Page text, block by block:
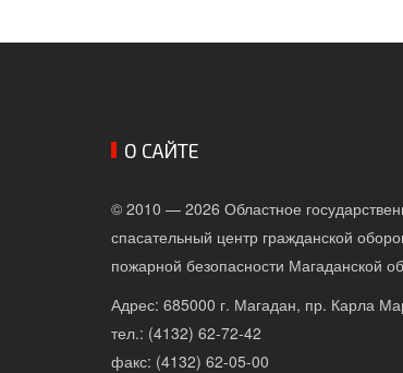
О САЙТЕ
© 2010 — 2026 Областное
спасательный центр гражданской
пожарной безопасности Магаданской
Адрес: 685000 г. Магадан, пр. Карла
тел.: (4132) 62-72-42
факс: (4132) 62-05-00